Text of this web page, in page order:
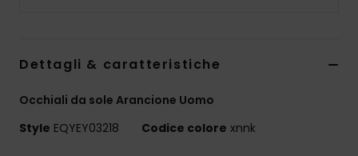
Dettagli & caratteristiche
Occhiali da sole Arancione Uomo
Style EQYEY03218 Codice colore xnnk